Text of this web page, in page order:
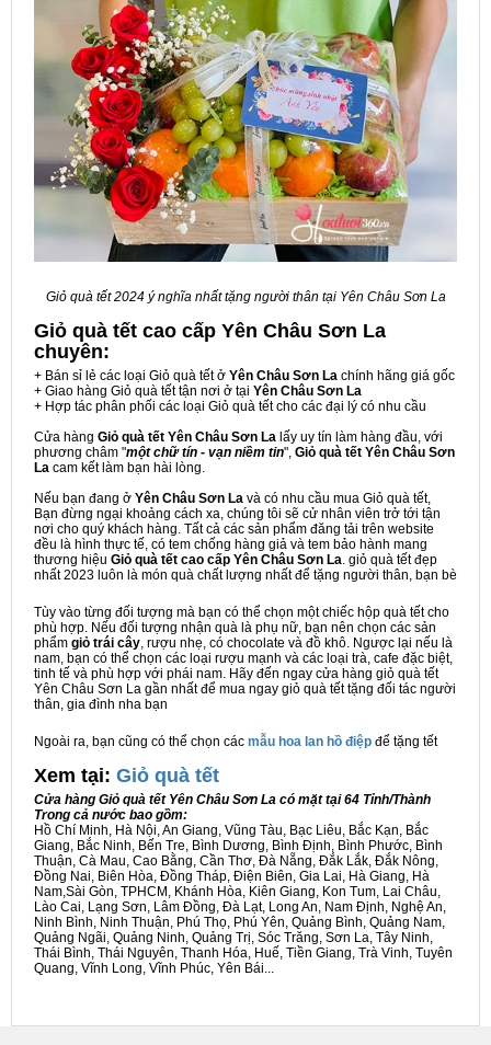
Giỏ quà tết 2024 ý nghĩa nhất tặng người thân tại Yên Châu Sơn La
Giỏ quà tết cao cấp Yên Châu Sơn La
chuyên:
+ Bán sỉ lẻ các loại Giỏ quà tết ở Yên Châu Sơn La chính hãng giá gốc
+ Giao hàng Giỏ quà tết tận nơi ở tại Yên Châu Sơn La
+ Hợp tác phân phối các loại Giỏ quà tết cho các đại lý có nhu cầu
Cửa hàng Giỏ quà tết Yên Châu Sơn La lấy uy tín làm hàng đầu, với
phương châm "một chữ tín - vạn niềm tin", Giỏ quà tết Yên Châu Sơn
La cam kết làm bạn hài lòng.
Nếu bạn đang ở Yên Châu Sơn La và có nhu cầu mua Giỏ quà tết,
Bạn đừng ngại khoảng cách xa, chúng tôi sẽ cử nhân viên trở tới tận
nơi cho quý khách hàng. Tất cả các sản phẩm đăng tải trên website
đều là hình thực tế, có tem chống hàng giả và tem bảo hành mang
thương hiệu Giỏ quà tết cao cấp Yên Châu Sơn La. giỏ quà tết đẹp
nhất 2023 luôn là món quà chất lượng nhất để tặng người thân, bạn bè
Tùy vào từng đối tượng mà bạn có thể chọn một chiếc hộp quà tết cho
phù hợp. Nếu đối tượng nhận quà là phụ nữ, bạn nên chọn các sản
phẩm giỏ trái cây, rượu nhẹ, có chocolate và đồ khô. Ngược lại nếu là
nam, bạn có thể chọn các loại rượu mạnh và các loại trà, cafe đặc biệt,
tinh tế và phù hợp với phái nam. Hãy đến ngay cửa hàng giỏ quà tết
Yên Châu Sơn La gần nhất để mua ngay giỏ quà tết tặng đối tác người
thân, gia đình nha bạn
Ngoài ra, bạn cũng có thể chọn các mẫu hoa lan hồ điệp để tặng tết
Xem tại: Giỏ quà tết
Cửa hàng Giỏ quà tết Yên Châu Sơn La có mặt tại 64 Tỉnh/Thành
Trong cả nước bao gồm:
Hồ Chí Minh, Hà Nội, An Giang, Vũng Tàu, Bạc Liêu, Bắc Kạn, Bắc
Giang, Bắc Ninh, Bến Tre, Bình Dương, Bình Định, Bình Phước, Bình
Thuận, Cà Mau, Cao Bằng, Cần Thơ, Đà Nẵng, Đắk Lắk, Đắk Nông,
Đồng Nai, Biên Hòa, Đồng Tháp, Điện Biên, Gia Lai, Hà Giang, Hà
Nam,Sài Gòn, TPHCM, Khánh Hòa, Kiên Giang, Kon Tum, Lai Châu,
Lào Cai, Lạng Sơn, Lâm Đồng, Đà Lạt, Long An, Nam Định, Nghệ An,
Ninh Bình, Ninh Thuận, Phú Thọ, Phú Yên, Quảng Bình, Quảng Nam,
Quảng Ngãi, Quảng Ninh, Quảng Trị, Sóc Trăng, Sơn La, Tây Ninh,
Thái Bình, Thái Nguyên, Thanh Hóa, Huế, Tiền Giang, Trà Vinh, Tuyên
Quang, Vĩnh Long, Vĩnh Phúc, Yên Bái...